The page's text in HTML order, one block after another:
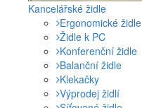
Kancelářské židle
Ergonomické židle
Židle k PC
Konferenční židle
Balanční židle
Klekačky
Výprodej židlí